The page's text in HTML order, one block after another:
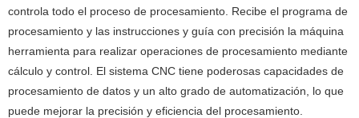
controla todo el proceso de procesamiento. Recibe el programa de
procesamiento y las instrucciones y guía con precisión la máquina
herramienta para realizar operaciones de procesamiento mediante
cálculo y control. El sistema CNC tiene poderosas capacidades de
procesamiento de datos y un alto grado de automatización, lo que
puede mejorar la precisión y eficiencia del procesamiento.